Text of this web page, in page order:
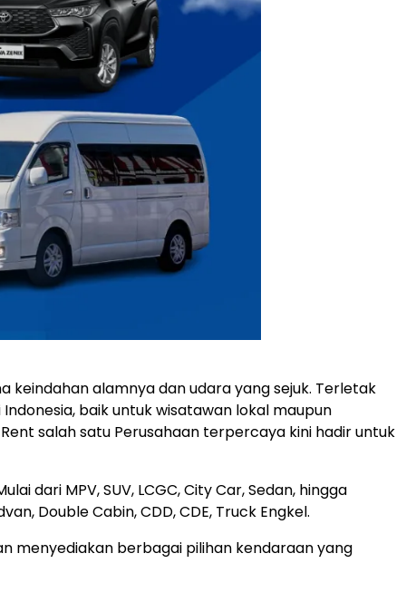
keindahan alamnya dan udara yang sejuk. Terletak
baik untuk wisatawan lokal maupun
salah satu Perusahaan terpercaya kini hadir untuk
dari MPV, SUV, LCGC, City Car, Sedan, hingga
Double Cabin, CDD, CDE, Truck Engkel.
menyediakan berbagai pilihan kendaraan yang